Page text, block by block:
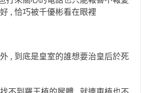
, 恰巧被千優彬看在眼裡
, 到底是皇室的誰想要治皇后於死